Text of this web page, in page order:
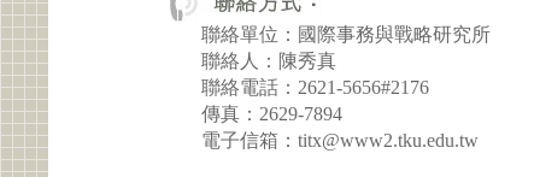
聯絡單位：國際事務與戰略研究所
聯絡人：陳秀真
聯絡電話：2621-5656#2176
傳真：2629-7894
電子信箱：titx@www2.tku.edu.tw